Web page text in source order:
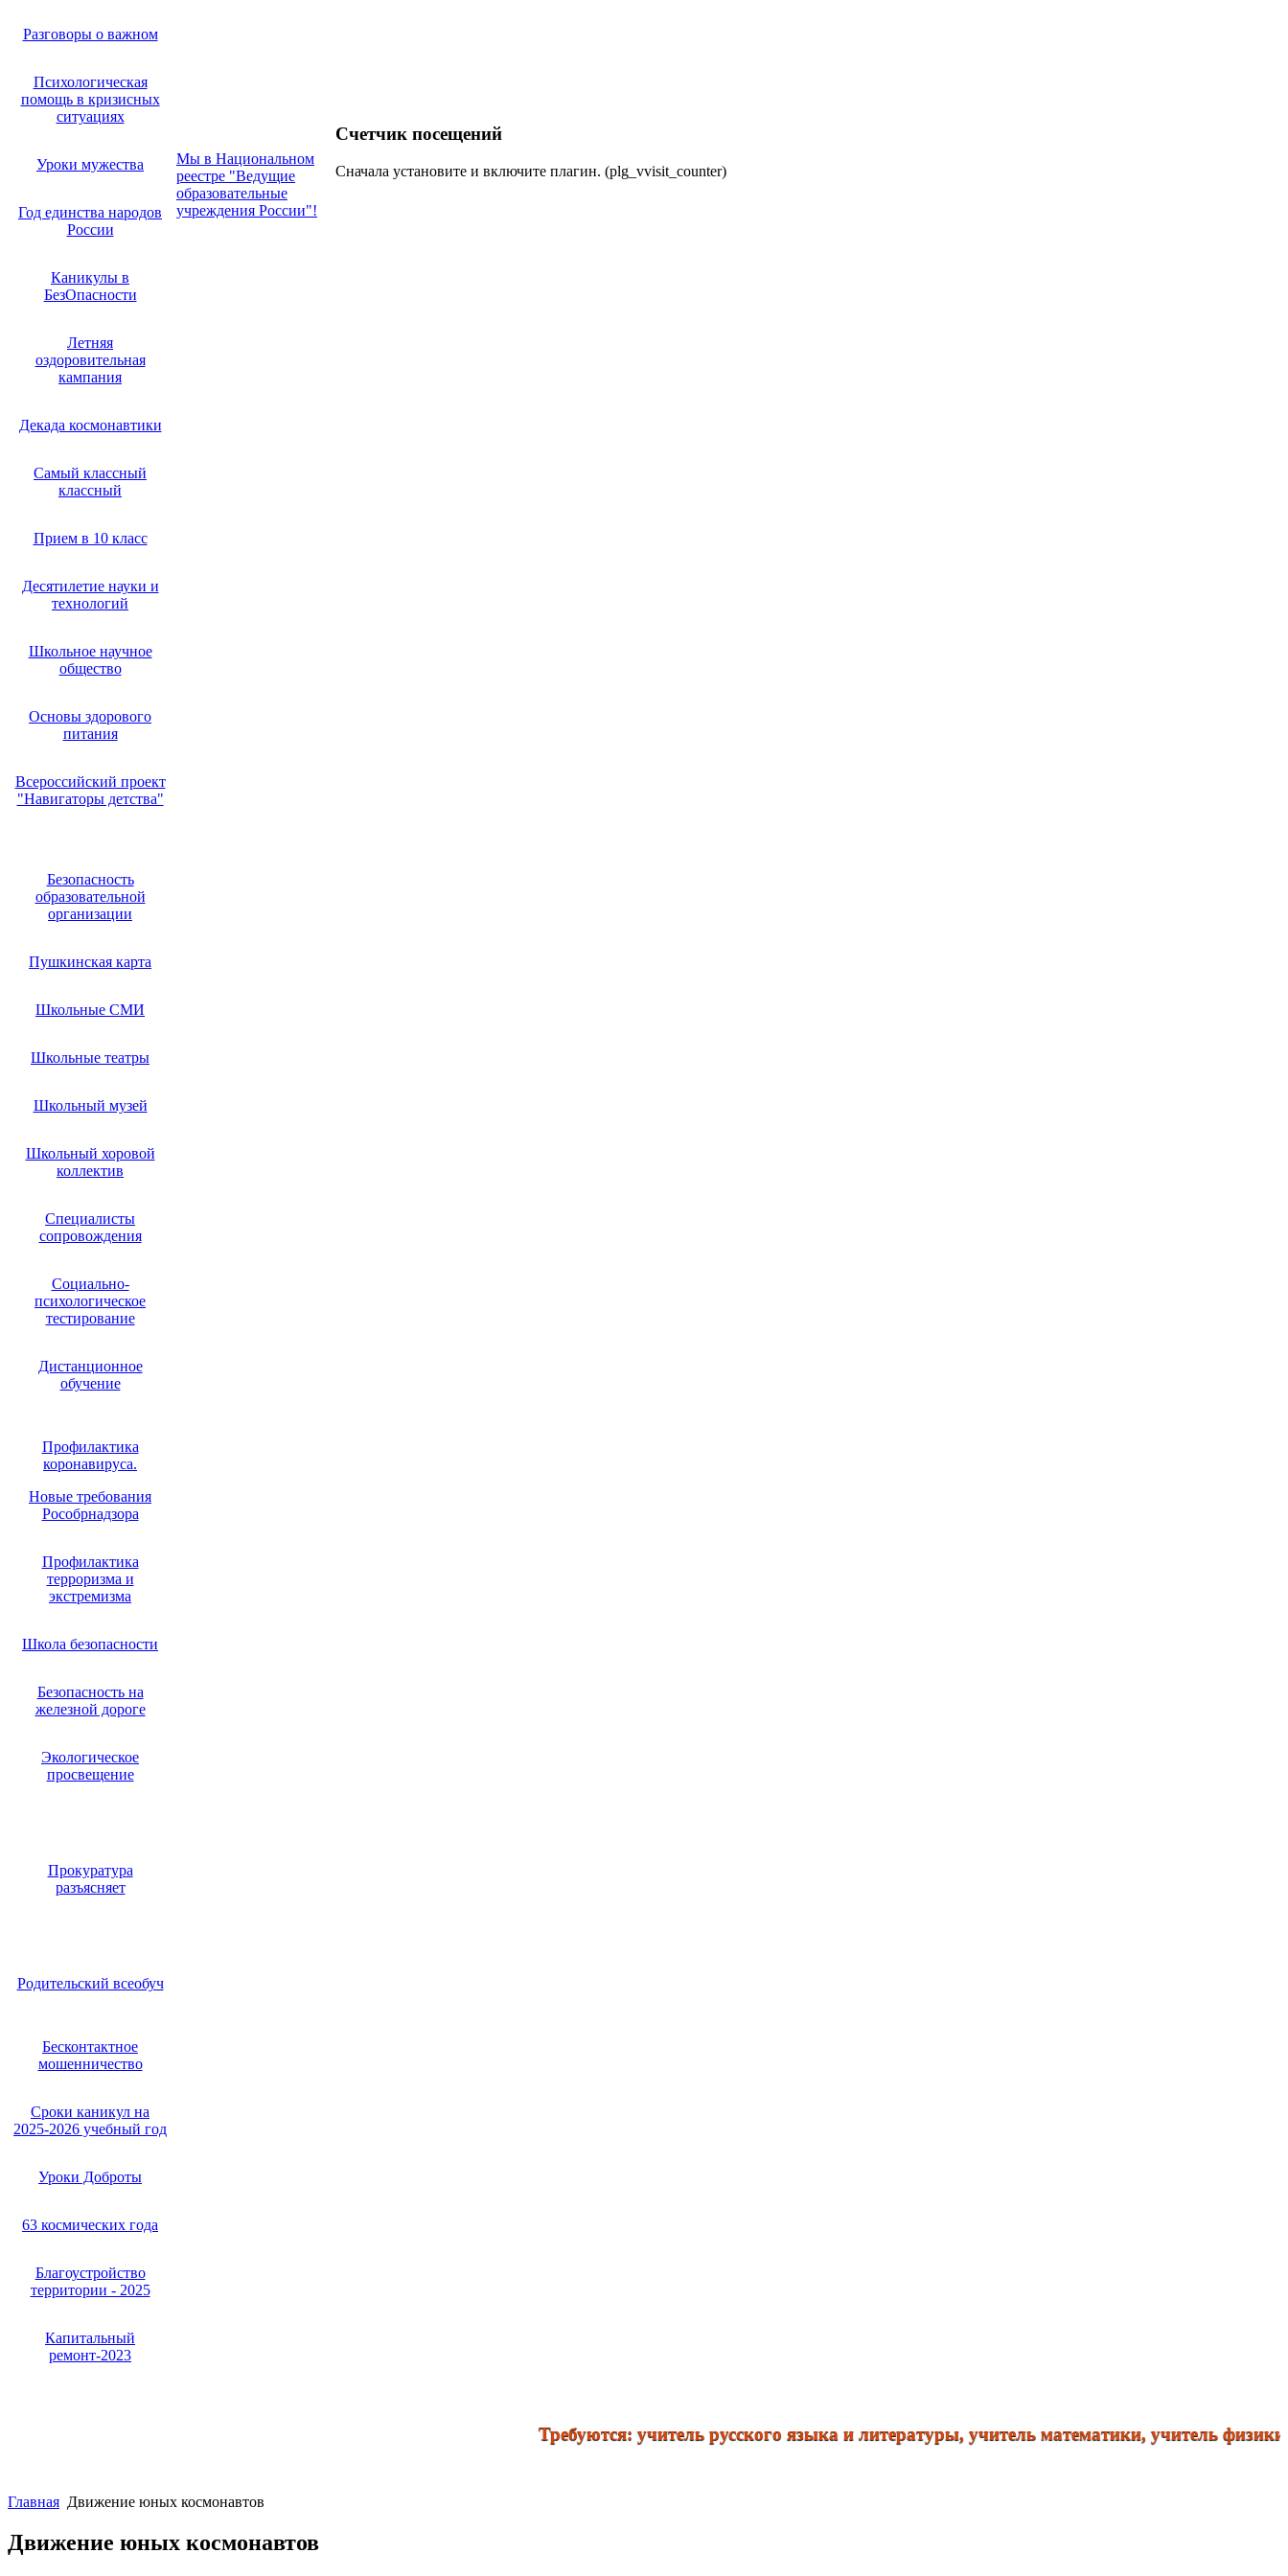
Разговоры о важном
Психологическая
помощь в кризисных
ситуациях
Уроки мужества
Год единства народов
России
Каникулы в
БезОпасности
Летняя
оздоровительная
кампания
Декада космонавтики
Самый классный
классный
Прием в 10 класс
Десятилетие науки и
технологий
Школьное научное
общество
Основы здорового
питания
Всероссийский проект
"Навигаторы детства"
Безопасность
образовательной
организации
Пушкинская карта
Школьные СМИ
Школьные театры
Школьный музей
Школьный хоровой
коллектив
Специалисты
сопровождения
Социально-
психологическое
тестирование
Дистанционное
обучение
Профилактика
коронавируса.
Новые требования
Рособрнадзора
Профилактика
терроризма и
экстремизма
Школа безопасности
Безопасность на
железной дороге
Экологическое
просвещение
Прокуратура
разъясняет
Родительский всеобуч
Бесконтактное
мошенничество
Сроки каникул на
2025-2026 учебный год
Уроки Доброты
63 космических года
Благоустройство
территории - 2025
Капитальный
ремонт-2023
Мы в Национальном
реестре "Ведущие
образовательные
учреждения России"!
Счетчик посещений
Сначала установите и включите плагин. (plg_vvisit_counter)
Требуются: учитель русского языка и литературы, учитель математики, учитель физики.
Главная Движение юных космонавтов
Движение юных космонавтов